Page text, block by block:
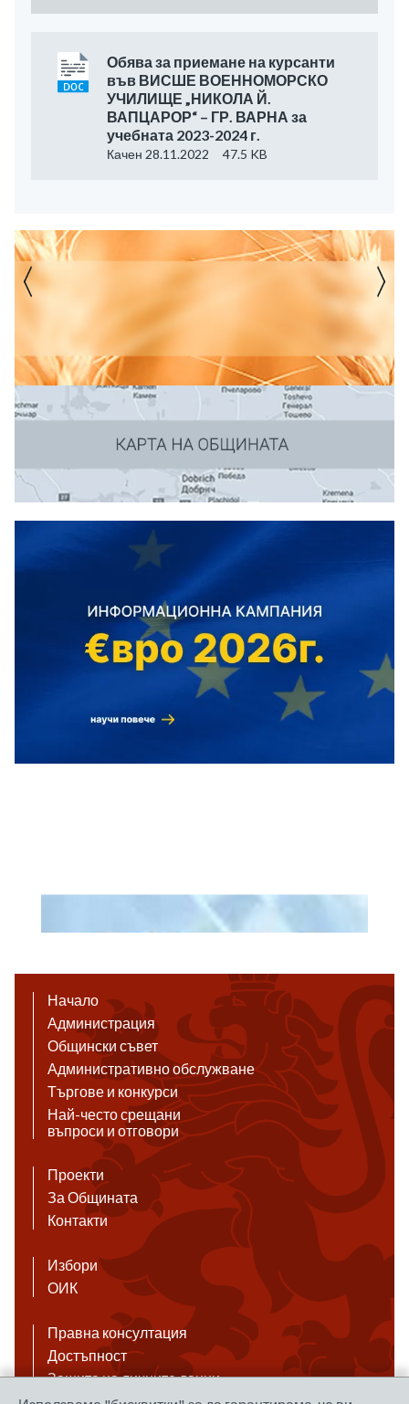
Обява за приемане на курсанти
във ВИСШЕ ВОЕННОМОРСКО
УЧИЛИЩЕ „НИКОЛА Й.
ВАПЦАРОР“ – ГР. ВАРНА за
учебната 2023-2024 г.
Качен 28.11.2022 47.5 KB
Начало
Администрация
Общински съвет
Административно обслужване
Търгове и конкурси
Най-често срещани
въпроси и отговори
Проекти
За Общината
Контакти
Избори
ОИК
Правна консултация
Достъпност
Защита на личните данни